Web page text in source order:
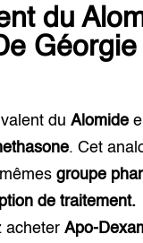
du
Géorgie
du Alomide
. Cet
groupe
de traitement.
acheter Apo-